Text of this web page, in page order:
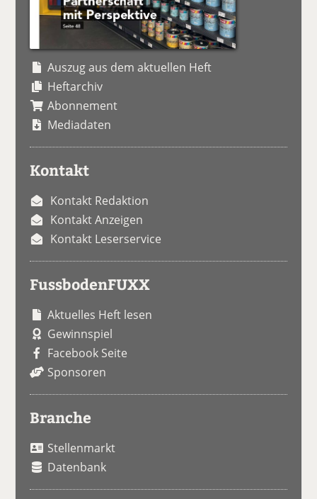
Auszug aus dem aktuellen Heft
Heftarchiv
Abonnement
Mediadaten
Kontakt
Kontakt Redaktion
Kontakt Anzeigen
Kontakt Leserservice
FussbodenFUXX
Aktuelles Heft lesen
Gewinnspiel
Facebook Seite
Sponsoren
Branche
Stellenmarkt
Datenbank